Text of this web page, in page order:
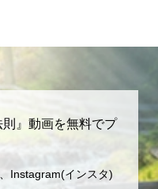
』動画を無料でプ
Instagram(インスタ)